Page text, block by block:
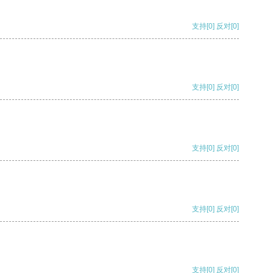
支持[0] 反对[0]
支持[0] 反对[0]
支持[0] 反对[0]
支持[0] 反对[0]
支持[0] 反对[0]